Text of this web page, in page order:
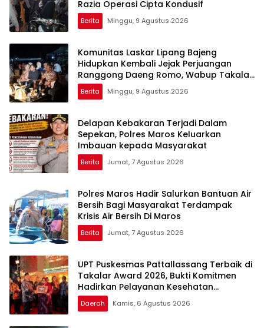
Razia Operasi Cipta Kondusif
Berita Minggu, 9 Agustus 2026
Komunitas Laskar Lipang Bajeng
Hidupkan Kembali Jejak Perjuangan
Ranggong Daeng Romo, Wabup Takalar:
Apresiasi Bahwa Sejarah Adalah
Warisan yang Tak Ternilai”.
Berita Minggu, 9 Agustus 2026
Delapan Kebakaran Terjadi Dalam
Sepekan, Polres Maros Keluarkan
Imbauan kepada Masyarakat
Berita Jumat, 7 Agustus 2026
Polres Maros Hadir Salurkan Bantuan Air
Bersih Bagi Masyarakat Terdampak
Krisis Air Bersih Di Maros
Berita Jumat, 7 Agustus 2026
UPT Puskesmas Pattallassang Terbaik di
Takalar Award 2026, Bukti Komitmen
Hadirkan Pelayanan Kesehatan
Berkualitas
Daerah Kamis, 6 Agustus 2026